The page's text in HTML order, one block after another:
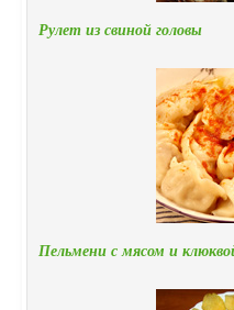
Рулет из свиной головы
Пельмени с мясом и